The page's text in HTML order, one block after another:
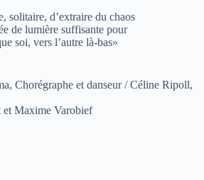
solitaire, d’extraire du chaos
de lumière suffisante pour
soi, vers l’autre là-bas»
Chorégraphe et danseur / Céline Ripoll,
et Maxime Varobief